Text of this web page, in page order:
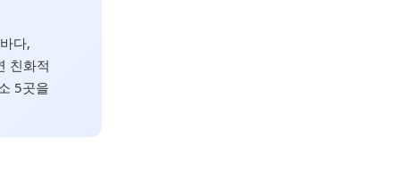
다,
친화적
5곳을